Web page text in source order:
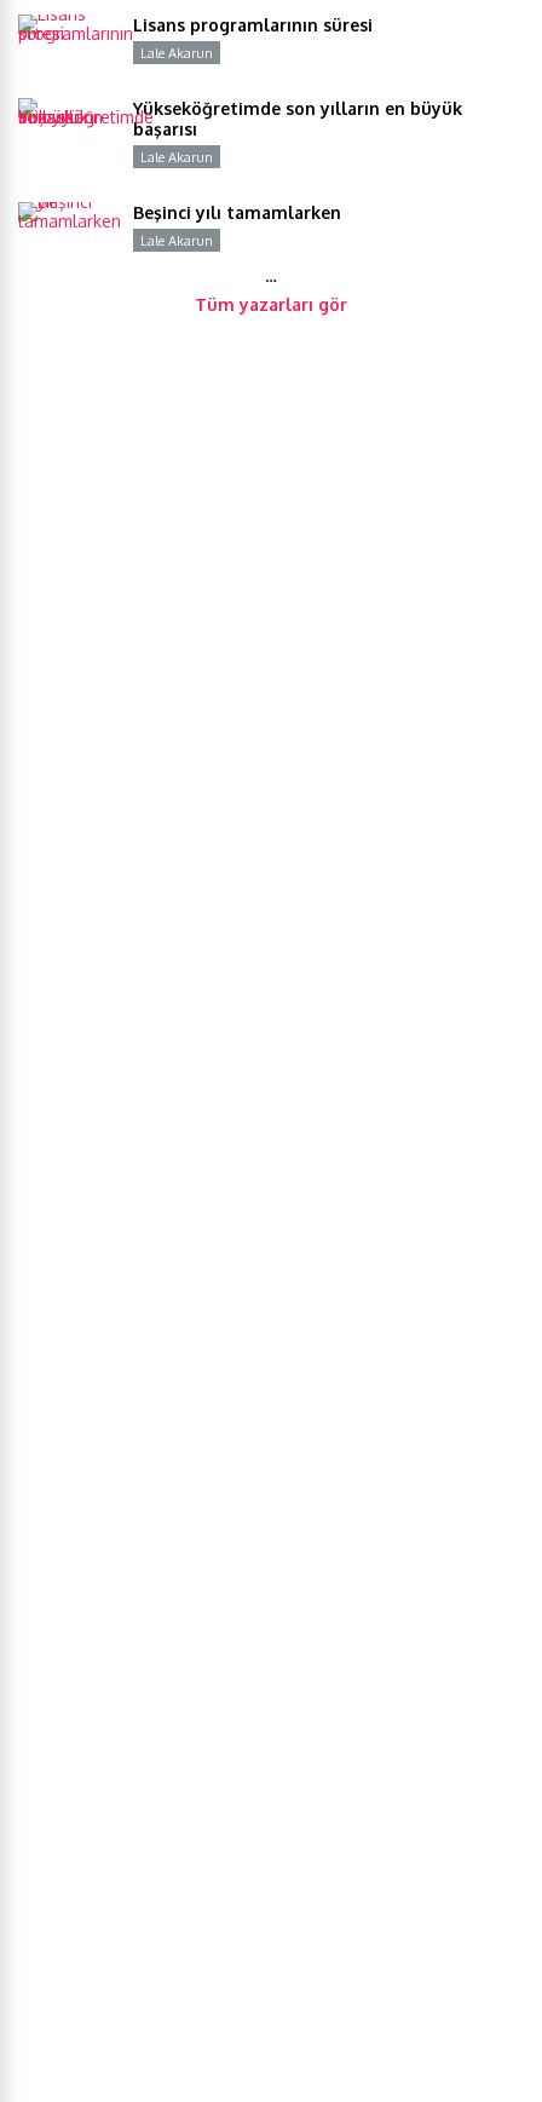
Lisans programlarının süresi
Lale Akarun
Yükseköğretimde son yılların en büyük
başarısı
Lale Akarun
Beşinci yılı tamamlarken
Lale Akarun
…
Tüm yazarları gör